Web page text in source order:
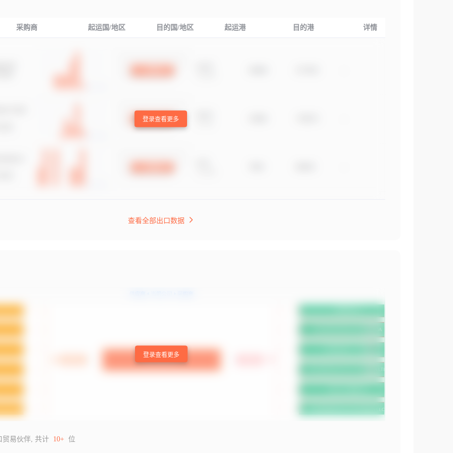
采购商 起运国/地区 目的国/地区 起运港 目的港 详情
登录查看更多
查看全部出口数据
登录查看更多
贸易伙伴, 共计 10+ 位